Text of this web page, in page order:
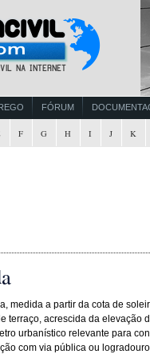
FÓRUM
F G H I J K
medida a partir da cota de
terraço, acrescida da elevação
urbanístico relevante para
com via pública ou